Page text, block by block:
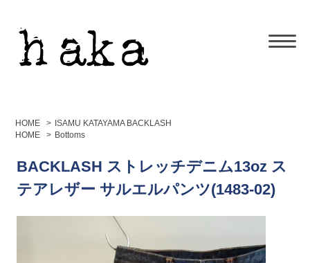
HOME > ISAMU KATAYAMA BACKLASH
HOME
> Bottoms
BACKLASH ストレッチデニム13oz ス
テアレザー サルエルパンツ(1483-02)